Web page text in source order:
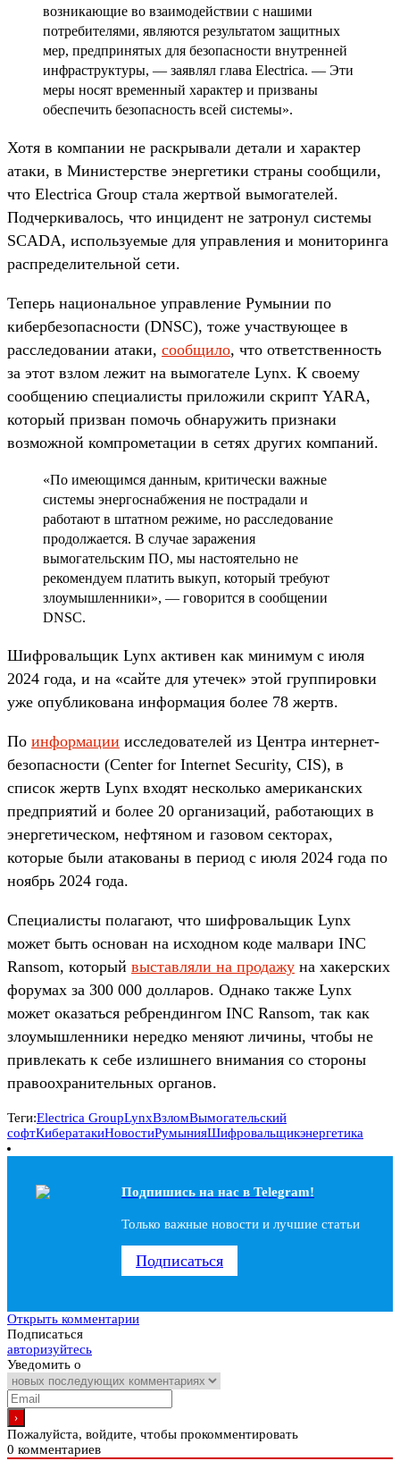
возникающие во взаимодействии с нашими
потребителями, являются результатом защитных
мер, предпринятых для безопасности внутренней
инфраструктуры, — заявлял глава Electrica. — Эти
меры носят временный характер и призваны
обеспечить безопасность всей системы».
Хотя в компании не раскрывали детали и характер
атаки, в Министерстве энергетики страны сообщили,
что Electrica Group стала жертвой вымогателей.
Подчеркивалось, что инцидент не затронул системы
SCADA, используемые для управления и мониторинга
распределительной сети.
Теперь национальное управление Румынии по
кибербезопасности (DNSC), тоже участвующее в
расследовании атаки, сообщило, что ответственность
за этот взлом лежит на вымогателе Lynx. К своему
сообщению специалисты приложили скрипт YARA,
который призван помочь обнаружить признаки
возможной компрометации в сетях других компаний.
«По имеющимся данным, критически важные
системы энергоснабжения не пострадали и
работают в штатном режиме, но расследование
продолжается. В случае заражения
вымогательским ПО, мы настоятельно не
рекомендуем платить выкуп, который требуют
злоумышленники», — говорится в сообщении
DNSC.
Шифровальщик Lynx активен как минимум с июля
2024 года, и на «сайте для утечек» этой группировки
уже опубликована информация более 78 жертв.
По информации исследователей из Центра интернет-
безопасности (Center for Internet Security, CIS), в
список жертв Lynx входят несколько американских
предприятий и более 20 организаций, работающих в
энергетическом, нефтяном и газовом секторах,
которые были атакованы в период с июля 2024 года по
ноябрь 2024 года.
Специалисты полагают, что шифровальщик Lynx
может быть основан на исходном коде малвари INC
Ransom, который выставляли на продажу на хакерских
форумах за 300 000 долларов. Однако также Lynx
может оказаться ребрендингом INC Ransom, так как
злоумышленники нередко меняют личины, чтобы не
привлекать к себе излишнего внимания со стороны
правоохранительных органов.
Теги:Electrica GroupLynxВзломВымогательский
софтКибератакиНовостиРумынияШифровальщикэнергетика
Подпишись на наc в Telegram!
Только важные новости и лучшие статьи
Подписаться
Открыть комментарии
Подписаться
авторизуйтесь
Уведомить о
Пожалуйста, войдите, чтобы прокомментировать
0 комментариев